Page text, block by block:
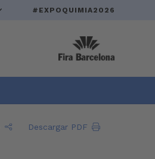
#EXPOQUIMIA2026
Descargar PDF